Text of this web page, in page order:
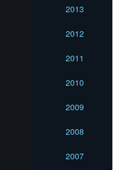
2013
2012
2011
2010
2009
2008
2007